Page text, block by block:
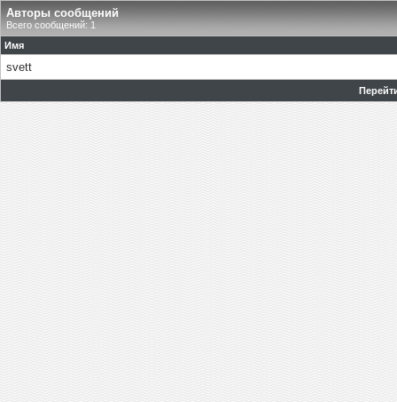
Авторы сообщений
Всего сообщений: 1
Имя
svett